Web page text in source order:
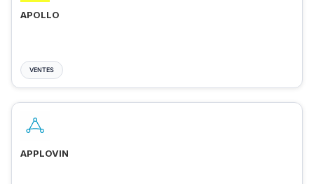
APOLLO
VENTES
APPLOVIN